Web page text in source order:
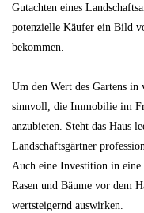
Gutachten eines
potenzielle Käufer ein Bild
bekommen.
Um den Wert des Gartens
sinnvoll, die Immobilie im
anzubieten. Steht das Haus
Landschaftsgärtner
Auch eine Investition in eine
Rasen und Bäume vor dem
wertsteigernd auswirken.